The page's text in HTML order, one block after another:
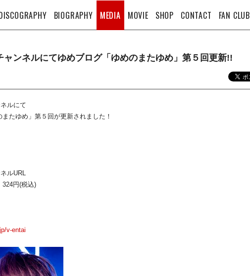
BIOGRAPHY MEDIA MOVIE SHOP CONTACT FAN CLUB
ャンネルにてゆめブログ「ゆめのまたゆめ」第５回更新!!
ルにて
たゆめ」第５回が更新されました！
ネルURL
円(税込)
v-entai